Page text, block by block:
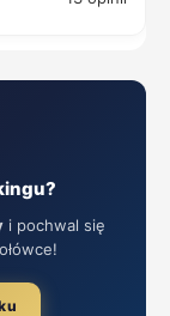
i pochwal się